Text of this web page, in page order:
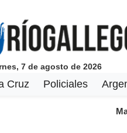
7 de agosto de 2026
Cruz Policiales